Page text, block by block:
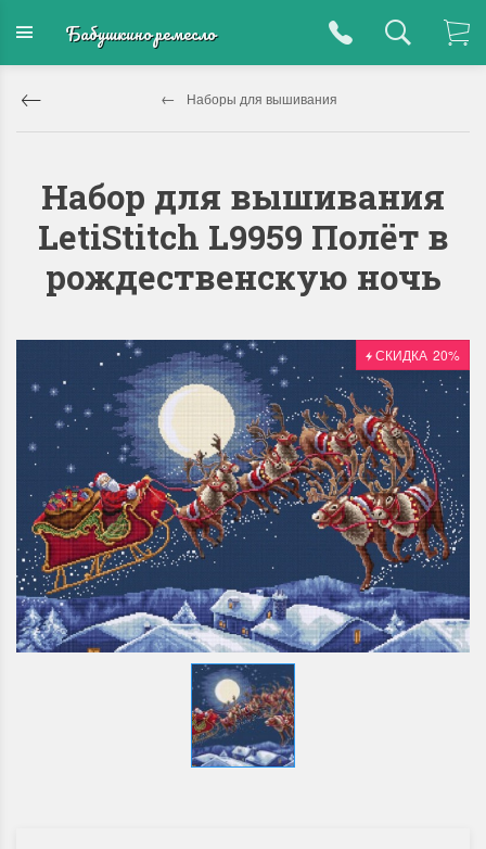
Бабушкино ремесло
Наборы для вышивания
Набор для вышивания
LetiStitch L9959 Полёт в
рождественскую ночь
СКИДКА 20%